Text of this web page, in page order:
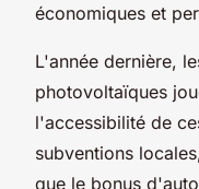
économiques et
L'année dernière,
photovoltaïques
l'accessibilité de
subventions
que le bonus